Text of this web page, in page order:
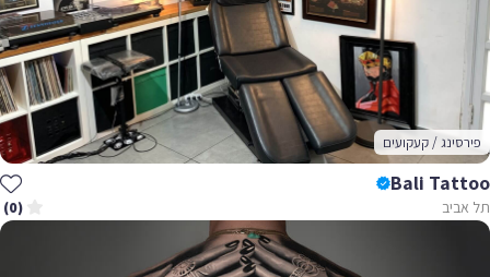
פירסינג / קעקועים
Bali Tattoo
תל אביב (0)